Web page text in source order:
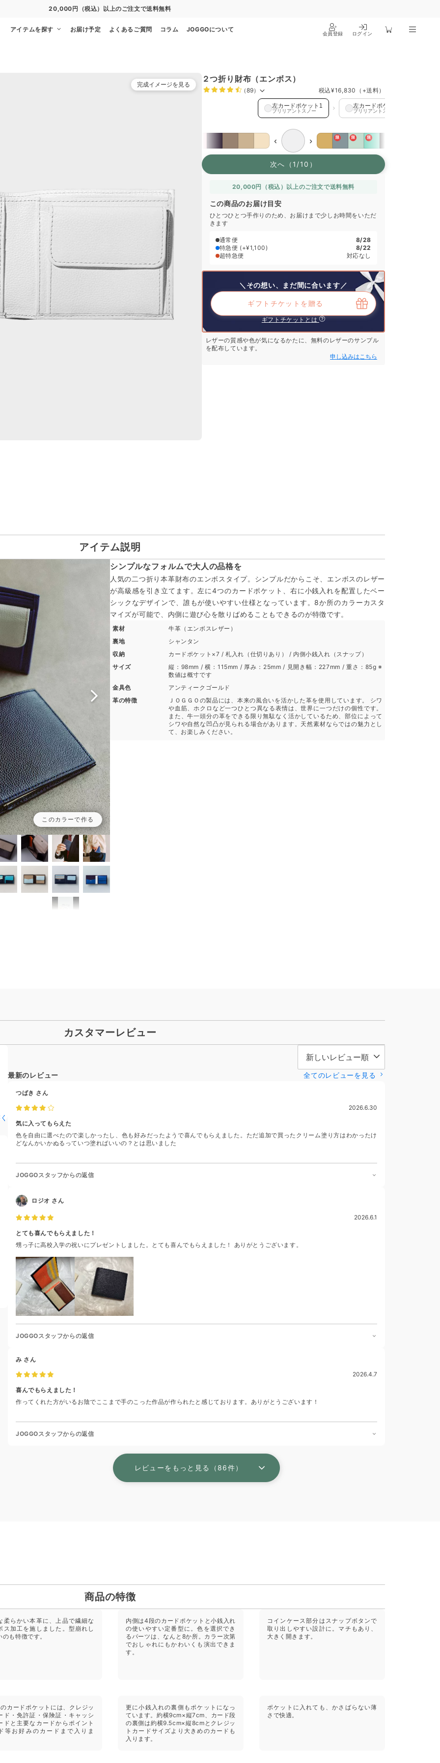
通常便 8/28 特急便 8/22 超特急便−
アイテムを探す お届け予定 よくあるご質問 コラム JOGGOについて
会員登録 ログイン
完成イメージを見る
左カードポケット1 を選択中
左カードポケット1
ブリリアントスノー
左カードポケット2
ブリリアントスノー
限 限 限
‹ ›
２つ折り財布（エンボス）
（89） 税込¥16,830 （+送料）
次へ（1/10）
20,000円（税込）以上のご注文で送料無料
この商品のお届け目安
ひとつひとつ手作りのため、お届けまで少しお時間をいただ
きます
通常便
8/28
特急便 (+¥1,100)
8/22
超特急便
対応なし
＼その想い、まだ間に合います／
ギフトチケットを贈る
ギフトチケットとは
レザーの質感や色が気になるかたに、無料のレザーのサンプル
を配布しています。
申し込みはこちら
アイテム説明
このカラーで作る
シンプルなフォルムで大人の品格を
人気の二つ折り本革財布のエンボスタイプ。シンプルだからこそ、エンボスのレザー
が高級感を引き立てます。左に4つのカードポケット、右に小銭入れを配置したベー
シックなデザインで、誰もが使いやすい仕様となっています。8か所のカラーカスタ
マイズが可能で、内側に遊び心を散りばめることもできるのが特徴です。
素材
牛革（エンボスレザー）
裏地
シャンタン
収納
カードポケット×7 / 札入れ（仕切りあり） / 内側小銭入れ（スナップ）
サイズ
縦：98mm / 横：115mm / 厚み：25mm / 見開き幅：227mm / 重さ：85g ※
数値は概寸です
金具色
アンティークゴールド
革の特徴
ＪＯＧＧＯの製品には、本来の風合いを活かした革を使用しています。 シワ
や血筋、ホクロなど一つひとつ異なる表情は、世界に一つだけの個性です。
また、牛一頭分の革をできる限り無駄なく活かしているため、部位によって
シワや自然な凹凸が見られる場合があります。天然素材ならではの魅力とし
て、お楽しみください。
カスタマーレビュー
最新のレビュー 全てのレビューを見る
つばき さん
2026.6.30
気に入ってもらえた
色を自由に選べたので楽しかったし、色も好みだったようで喜んでもらえました。ただ追加で買ったクリーム塗り方はわかったけ
どなんかいかぬるっていつ塗ればいいの？とは思いました
JOGGOスタッフからの返信
ロジオ さん
2026.6.1
とても喜んでもらえました！
甥っ子に高校入学の祝いにプレゼントしました。とても喜んでもらえました！ ありがとうございます。
JOGGOスタッフからの返信
み さん
2026.4.7
喜んでもらえました！
作ってくれた方がいるお陰でここまで手のこった作品が作られたと感じております。ありがとうございます！
JOGGOスタッフからの返信
レビューをもっと見る（86件）
商品の特徴
柔らかい本革に、上品で繊細な
ス加工を施しました。型崩れし
のも特徴です。
内側は4段のカードポケットと小銭入れ
の使いやすい定番型に。色を選択でき
るパーツは、なんと8か所。カラー次第
でおしゃれにもかわいくも演出できま
す。
コインケース部分はスナップボタンで
取り出しやすい設計に。マチもあり、
大きく開きます。
カードポケットには、クレジッ
ド・免許証・保険証・キャッシ
ドと主要なカードからポイント
等お好みのカードまで入りま
更に小銭入れの裏側もポケットになっ
ています。約横9cm×縦7cm、カード段
の裏側は約横9.5cm×縦8cmとクレジッ
トカードサイズより大きめのカードも
入ります。
ポケットに入れても、かさばらない薄
さで快適。